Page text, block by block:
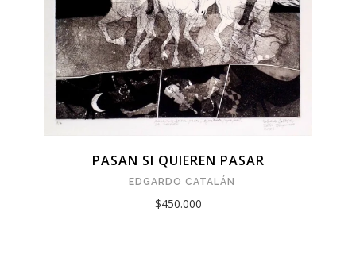
PASAN SI QUIEREN PASAR
EDGARDO CATALÁN
$450.000